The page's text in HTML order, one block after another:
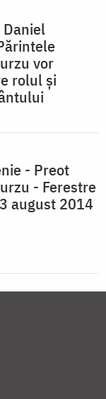
vor
rolul și
- Preot
- Ferestre
august 2014